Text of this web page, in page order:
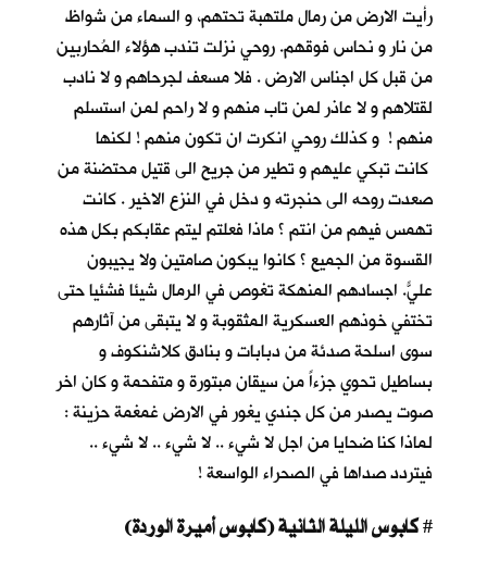
رأيت الارض من رمال ملتهبة تحتهم، و السماء من شواظ
من نار و نحاس فوقهم. روحي نزلت تندب هؤلاء المُحاربين
من قبل كل اجناس الارض . فلا مسعف لجرحاهم و لا نادب
لقتلاهم و لا عاذر لمن تاب منهم و لا راحم لمن استسلم
منهم ! و كذلك روحي انكرت ان تكون منهم ! لكنها
كانت تبكي عليهم و تطير من جريح الى قتيل محتضنة من
صعدت روحه الى حنجرته و دخل في النزع الاخير . كانت
تهمس فيهم من انتم ؟ ماذا فعلتم ليتم عقابكم بكل هذه
القسوة من الجميع ؟ كانوا يبكون صامتين ولا يجيبون
عليّ. اجسادهم المنهكة تغوص في الرمال شيئا فشئياً حتى
تختفي خوذهم العسكرية المثقوبة و لا يتبقى من آثارهم
سوى اسلحة صدئة من دبابات و بنادق كلاشنكوف و
بساطيل تحوي جزءاً من سيقان مبتورة و متفحمة و كان اخر
صوت يصدر من كل جندي يغور في الارض غمغمة حزينة :
لماذا كنا ضحايا من اجل لا شيء .. لا شيء .. لا شيء ..
فيتردد صداها في الصحراء الواسعة !
كابوس الليلة الثانية (كابوس أميرة الوردة)#